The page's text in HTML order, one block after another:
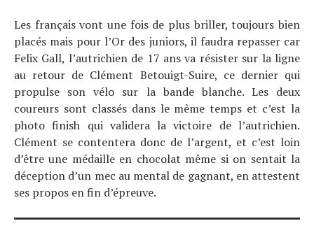
Les français vont une fois de plus briller, toujours bien
placés mais pour l’Or des juniors, il faudra repasser car
Felix Gall, l’autrichien de 17 ans va résister sur la ligne
au retour de Clément Betouigt-Suire, ce dernier qui
propulse son vélo sur la bande blanche. Les deux
coureurs sont classés dans le même temps et c’est la
photo finish qui validera la victoire de l’autrichien.
Clément se contentera donc de l’argent, et c’est loin
d’être une médaille en chocolat même si on sentait la
déception d’un mec au mental de gagnant, en attestent
ses propos en fin d’épreuve.